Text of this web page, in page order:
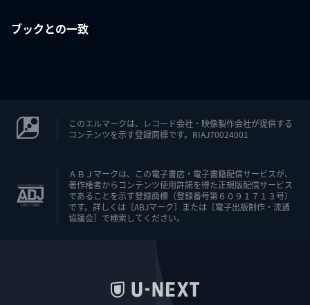
ブックとの一致
このエルマークは、レコード会社・映像製作会社が提供する
コンテンツを示す登録商標です。RIAJ70024001
ＡＢＪマークは、この電子書店・電子書籍配信サービスが、
著作権者からコンテンツ使用許諾を得た正規版配信サービス
であることを示す登録商標（登録番号第６０９１７１３号）
です。詳しくは［ABJマーク］または［電子出版制作・流通
協議会］で検索してください。